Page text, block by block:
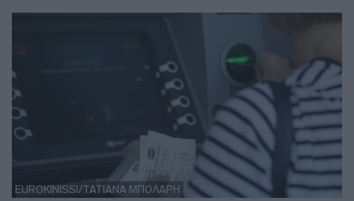
EUROKINISSI/ΤΑΤΙΑΝΑ ΜΠΟΛΑΡΗ